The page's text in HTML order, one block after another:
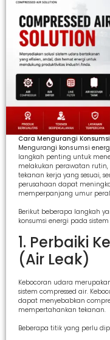
Cara Mengurangi
Mengurangi konsumsi
langkah penting untuk
melakukan perawatan
tekanan kerja yang sesuai,
perusahaan dapat
memperpanjang umur
Berikut beberapa langkah
konsumsi energi pada
1. Perbaiki
(Air Leak)
Kebocoran udara
sistem compressed air.
dapat menyebabkan
mempertahankan tekanan.
Beberapa titik yang perlu